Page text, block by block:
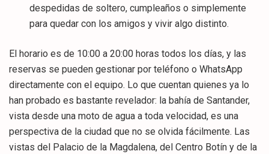
despedidas de soltero, cumpleaños o simplemente
para quedar con los amigos y vivir algo distinto.
El horario es de 10:00 a 20:00 horas todos los días, y las
reservas se pueden gestionar por teléfono o WhatsApp
directamente con el equipo. Lo que cuentan quienes ya lo
han probado es bastante revelador: la bahía de Santander,
vista desde una moto de agua a toda velocidad, es una
perspectiva de la ciudad que no se olvida fácilmente. Las
vistas del Palacio de la Magdalena, del Centro Botín y de la